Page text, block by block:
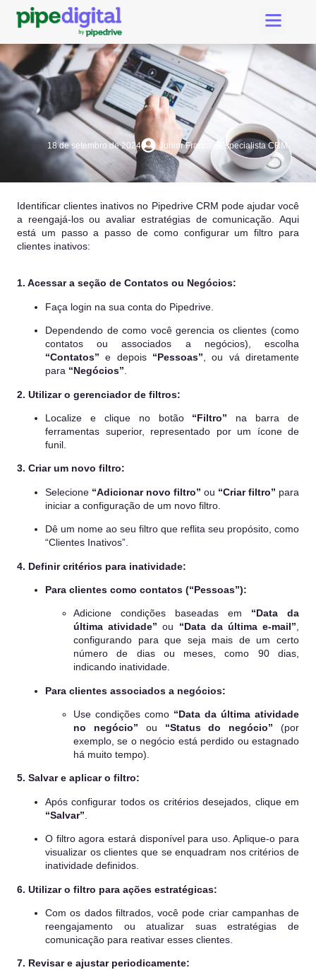
18 de setembro de 2024 Junior Franca - Especialista CRM
Identificar clientes inativos no Pipedrive CRM pode ajudar você
a reengajá-los ou avaliar estratégias de comunicação. Aqui
está um passo a passo de como configurar um filtro para
clientes inativos:
1. Acessar a seção de Contatos ou Negócios:
Faça login na sua conta do Pipedrive.
Dependendo de como você gerencia os clientes (como
contatos ou associados a negócios), escolha
“Contatos” e depois “Pessoas” , ou vá diretamente
para “Negócios”
2. Utilizar o gerenciador de filtros:
Localize e clique no botão “Filtro” na barra de
ferramentas superior, representado por um ícone de
funil.
3. Criar um novo filtro:
Selecione “Adicionar novo filtro” ou “Criar filtro” para
iniciar a configuração de um novo filtro.
Dê um nome ao seu filtro que reflita seu propósito, como
“Clientes Inativos”.
4. Definir critérios para inatividade:
Para clientes como contatos (“Pessoas”):
Adicione condições baseadas em “Data da
última atividade” ou “Data da última e-mail”,
configurando para que seja mais de um certo
número de dias ou meses, como 90 dias,
indicando inatividade.
Para clientes associados a negócios:
Use condições como “Data da última atividade
no negócio” ou “Status do negócio” (por
exemplo, se o negócio está perdido ou estagnado
há muito tempo).
5. Salvar e aplicar o filtro:
Após configurar todos os critérios desejados, clique em
“Salvar”
O filtro agora estará disponível para uso. Aplique-o para
visualizar os clientes que se enquadram nos critérios de
inatividade definidos.
6. Utilizar o filtro para ações estratégicas:
Com os dados filtrados, você pode criar campanhas de
reengajamento ou atualizar suas estratégias de
comunicação para reativar esses clientes.
7. Revisar e ajustar periodicamente: